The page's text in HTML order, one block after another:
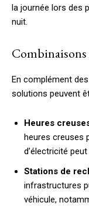
la journée lors des
nuit.
Combinaisons
En complément
solutions peuvent
Heures
heures creuses
d’électricité
Stations de
infrastructures
véhicule,